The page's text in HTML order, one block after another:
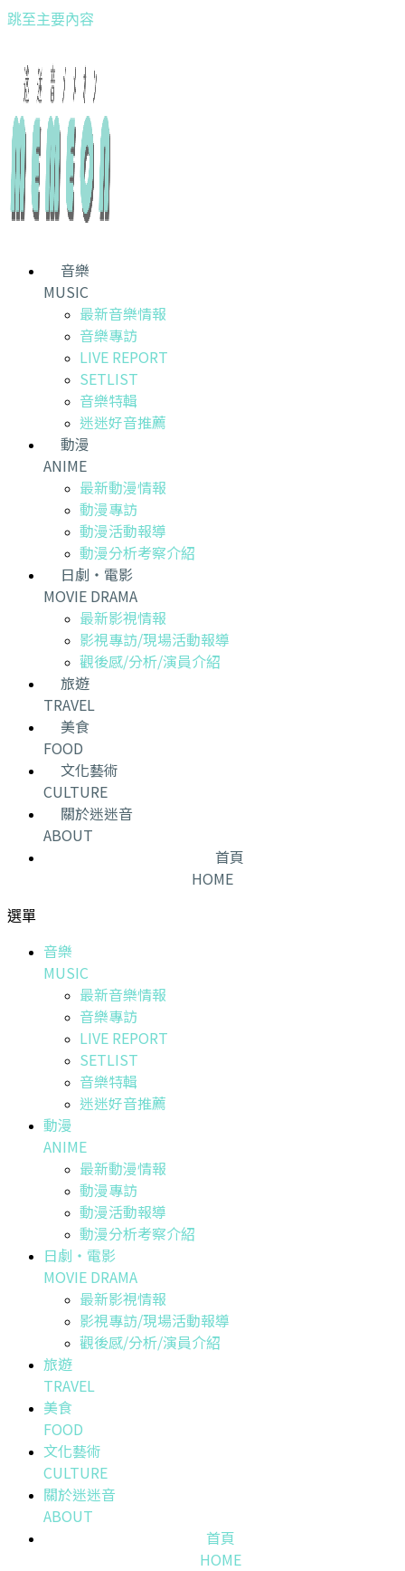
跳至主要內容
音樂
MUSIC
最新音樂情報
音樂專訪
LIVE REPORT
SETLIST
音樂特輯
迷迷好音推薦
動漫
ANIME
最新動漫情報
動漫專訪
動漫活動報導
動漫分析考察介紹
日劇・電影
MOVIE DRAMA
最新影視情報
影視專訪/現場活動報導
觀後感/分析/演員介紹
旅遊
TRAVEL
美食
FOOD
文化藝術
CULTURE
關於迷迷音
ABOUT
首頁
HOME
選單
音樂
MUSIC
最新音樂情報
音樂專訪
LIVE REPORT
SETLIST
音樂特輯
迷迷好音推薦
動漫
ANIME
最新動漫情報
動漫專訪
動漫活動報導
動漫分析考察介紹
日劇・電影
MOVIE DRAMA
最新影視情報
影視專訪/現場活動報導
觀後感/分析/演員介紹
旅遊
TRAVEL
美食
FOOD
文化藝術
CULTURE
關於迷迷音
ABOUT
首頁
HOME